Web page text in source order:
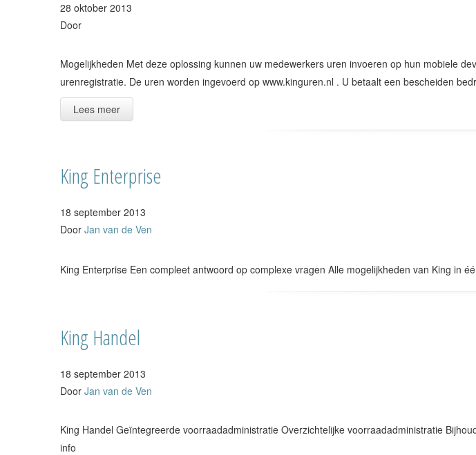
28 oktober 2013
Door
Mogelijkheden Met deze oplossing kunnen uw medewerkers uren invoeren op hun mobiele
urenregistratie. De uren worden ingevoerd op www.kinguren.nl . U betaalt een bescheiden
Lees meer
King Enterprise
18 september 2013
Door Jan van de Ven
King Enterprise Een compleet antwoord op complexe vragen Alle mogelijkheden van King in
King Handel
18 september 2013
Door Jan van de Ven
King Handel Geïntegreerde voorraadadministratie Overzichtelijke voorraadadministratie
info